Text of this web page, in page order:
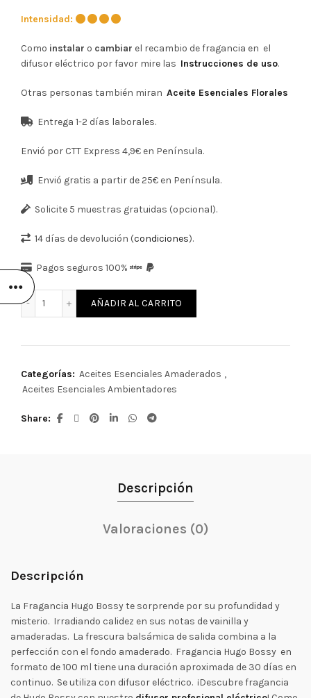
Intensidad:
Como instalar o cambiar el recambio de fragancia en el
difusor eléctrico por favor mire las Instrucciones de uso.
Otras personas también miran Aceite Esenciales Florales
Entrega 1-2 días laborales.
Envió por CTT Express 4,9€ en Península.
Envió gratis a partir de 25€ en Península.
Solicite 5 muestras gratuidas (opcional).
14 días de devolución (condiciones).
Pagos seguros 100%
Fragancia Hugo Bossy cantidad
AÑADIR AL CARRITO
Categorías: Aceites Esenciales Amaderados ,
Aceites Esenciales Ambientadores
Share
Descripción
Valoraciones (0)
Descripción
La Fragancia Hugo Bossy te sorprende por su profundidad y
misterio. Irradiando calidez en sus notas de vainilla y
amaderadas. La frescura balsámica de salida combina a la
perfección con el fondo amaderado. Fragancia Hugo Bossy en
formato de 100 ml tiene una duración aproximada de 30 días en
continuo. Se utiliza con difusor eléctrico. ¡Descubre fragancia